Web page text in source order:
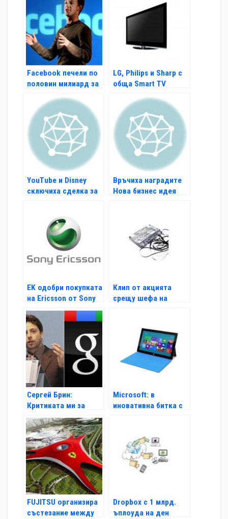
Facebook печели по
половин милиард за
LG, Philips и Sharp с
обща Smart TV
YouTube и Disney
сключиха сделка за
Връчиха наградите
Нова бизнес идея
EK одобри покупката
на Ericsson от Sony
Клип от акцията
срещу шефа на
Сергей Брин:
Критиката ми за
Facebook е
изопачена
Microsoft: в
иновативна битка с
FUJITSU организира
състезание между
Dropbox с 1 млрд.
ъплоуда на ден